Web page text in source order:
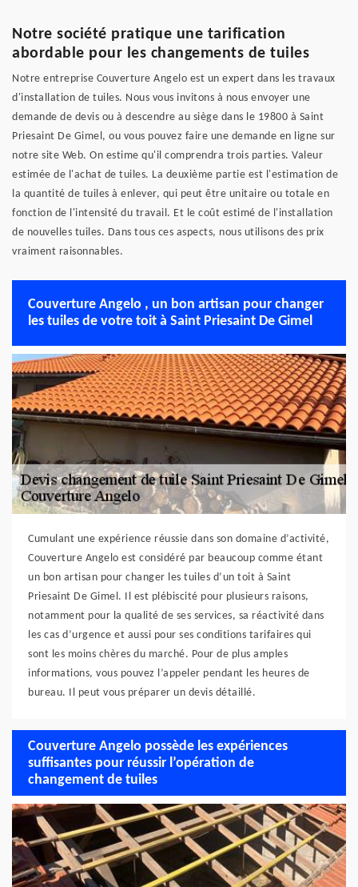
Notre société pratique une tarification
abordable pour les changements de tuiles
Notre entreprise Couverture Angelo est un expert dans les travaux
d'installation de tuiles. Nous vous invitons à nous envoyer une
demande de devis ou à descendre au siège dans le 19800 à Saint
Priesaint De Gimel, ou vous pouvez faire une demande en ligne sur
notre site Web. On estime qu'il comprendra trois parties. Valeur
estimée de l'achat de tuiles. La deuxième partie est l'estimation de
la quantité de tuiles à enlever, qui peut être unitaire ou totale en
fonction de l'intensité du travail. Et le coût estimé de l'installation
de nouvelles tuiles. Dans tous ces aspects, nous utilisons des prix
vraiment raisonnables.
Couverture Angelo , un bon artisan pour changer
les tuiles de votre toit à Saint Priesaint De Gimel
Cumulant une expérience réussie dans son domaine d’activité,
Couverture Angelo est considéré par beaucoup comme étant
un bon artisan pour changer les tuiles d’un toit à Saint
Priesaint De Gimel. Il est plébiscité pour plusieurs raisons,
notamment pour la qualité de ses services, sa réactivité dans
les cas d’urgence et aussi pour ses conditions tarifaires qui
sont les moins chères du marché. Pour de plus amples
informations, vous pouvez l’appeler pendant les heures de
bureau. Il peut vous préparer un devis détaillé.
Couverture Angelo possède les expériences
suffisantes pour réussir l’opération de
changement de tuiles